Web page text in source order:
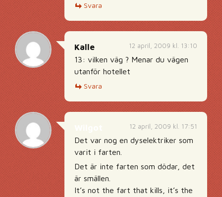
Svara
12 april, 2009 kl. 13:10
Kalle
13: vilken väg ? Menar du vägen
utanför hotellet
Svara
12 april, 2009 kl. 17:51
Det var nog en dyselektriker som
varit i farten.
Det är inte farten som dödar, det
är smällen.
It’s not the fart that kills, it’s the